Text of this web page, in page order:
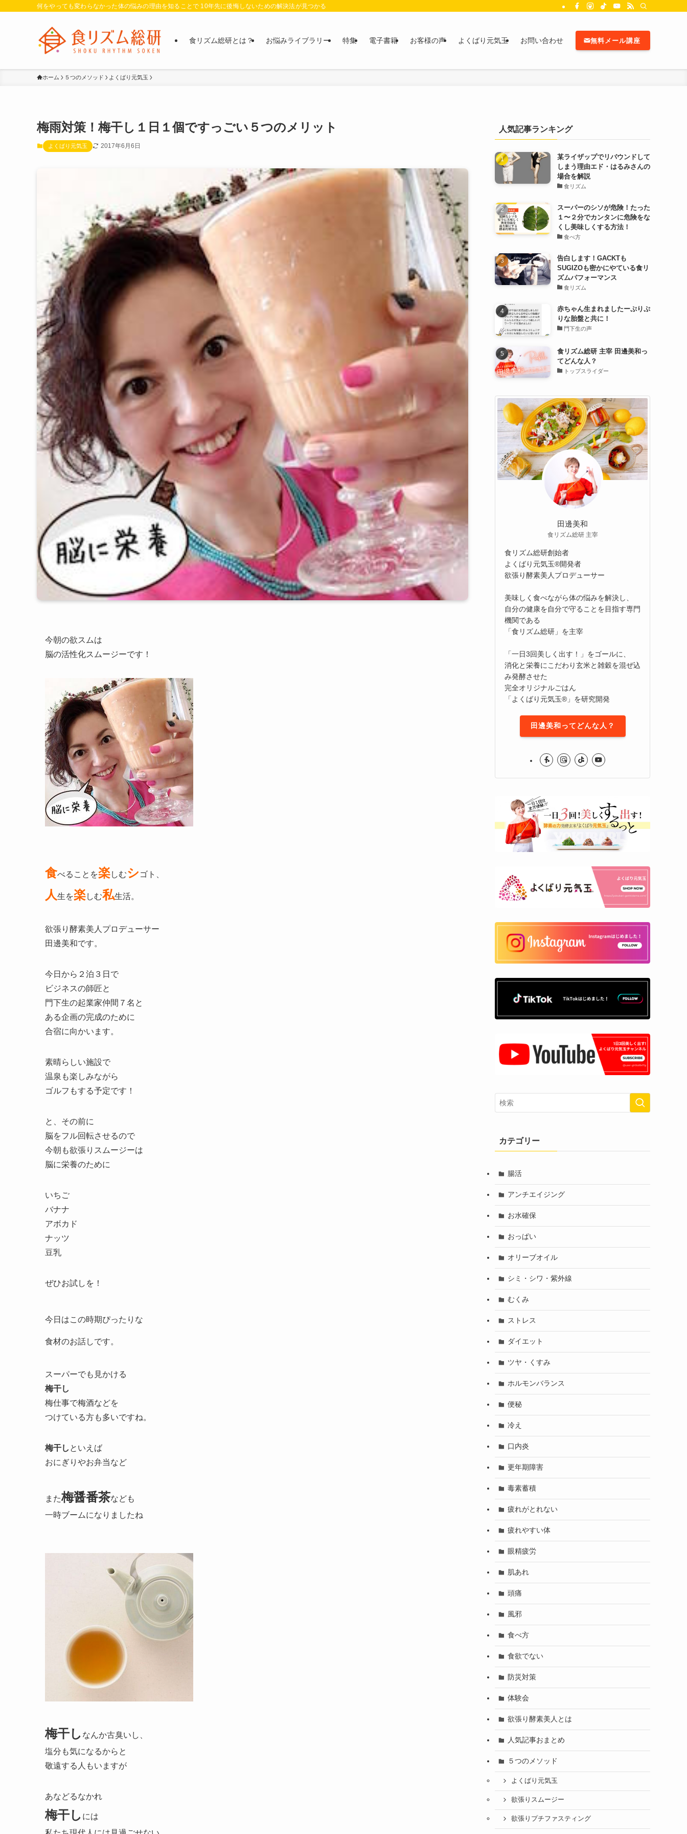
何をやっても変わらなかった体の悩みの理由を知ることで 10年先に後悔しないための解決法が見つかる
食リズム総研とは？ お悩みライブラリー 特集 電子書籍 お客様の声 よくばり元気玉 お問い合わせ 無料メール講座
ホーム ５つのメソッド よくばり元気玉
梅雨対策！梅干し１日１個ですっごい５つのメリット
よくばり元気玉 2017年6月6日
今朝の欲スムは
脳の活性化スムージーです！
食べることを楽しむシゴト、
人生を楽しむ私生活。
欲張り酵素美人プロデューサー
田邊美和です。
今日から２泊３日で
ビジネスの師匠と
門下生の起業家仲間７名と
ある企画の完成のために
合宿に向かいます。
素晴らしい施設で
温泉も楽しみながら
ゴルフもする予定です！
と、その前に
脳をフル回転させるので
今朝も欲張りスムージーは
脳に栄養のために
いちご
バナナ
アボカド
ナッツ
豆乳
ぜひお試しを！
今日はこの時期ぴったりな
食材のお話しです。
スーパーでも見かける
梅干し
梅仕事で梅酒などを
つけている方も多いですね。
梅干し といえば
おにぎりやお弁当など
また梅醤番茶なども
一時ブームになりましたね
梅干し なんか古臭いし、
塩分も気になるからと
敬遠する人もいますが
あなどるなかれ
梅干し には
人気記事ランキング
某ライザップでリバウンドして
しまう理由エド・はるみさんの
場合を解説
食リズム
スーパーのシソが危険！たった
１〜２分でカンタンに危険をな
くし美味しくする方法！
食べ方
告白します！GACKTも
SUGIZOも密かにやている食リ
ズムパフォーマンス
食リズム
赤ちゃん生まれましたーぷりぷ
りな胎盤と共に！
門下生の声
食リズム総研 主宰 田邊美和っ
てどんな人？
トップスライダー
田邊美和
食リズム総研 主宰
食リズム総研創始者
よくばり元気玉®開発者
欲張り酵素美人プロデューサー
美味しく食べながら体の悩みを解決し、
自分の健康を自分で守ることを目指す専門
機関である
「食リズム総研」を主宰
「一日3回美しく出す！」をゴールに、
消化と栄養にこだわり玄米と雑穀を混ぜ込
み発酵させた
完全オリジナルごはん
「よくばり元気玉®」を研究開発
田邊美和ってどんな人？
カテゴリー
腸活
アンチエイジング
お水確保
おっぱい
オリーブオイル
シミ・シワ・紫外線
むくみ
ストレス
ダイエット
ツヤ・くすみ
ホルモンバランス
便秘
冷え
口内炎
更年期障害
毒素蓄積
疲れがとれない
疲れやすい体
眼精疲労
肌あれ
頭痛
風邪
食べ方
食欲でない
防災対策
体験会
欲張り酵素美人とは
人気記事おまとめ
５つのメソッド
よくばり元気玉
欲張りスムージー
欲張りプチファスティング